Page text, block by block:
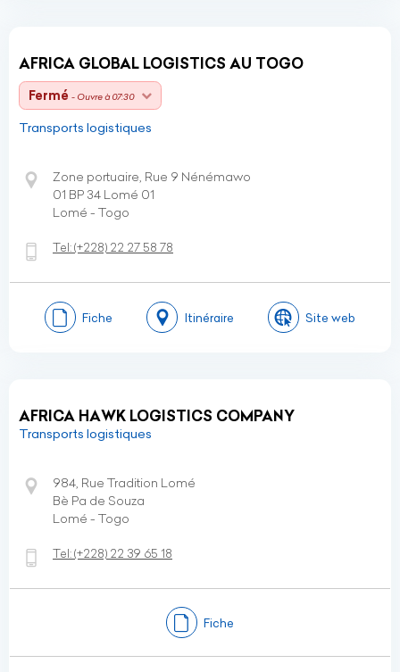
AFRICA GLOBAL LOGISTICS AU TOGO
Fermé - Ouvre à 07:30
Transports logistiques
Zone portuaire, Rue 9 Nénémawo
01 BP 34 Lomé 01
Lomé - Togo
Tel:(+228) 22 27 58 78
Fiche Itinéraire Site web
AFRICA HAWK LOGISTICS COMPANY
Transports logistiques
984, Rue Tradition Lomé
Bè Pa de Souza
Lomé - Togo
Tel:(+228) 22 39 65 18
Fiche